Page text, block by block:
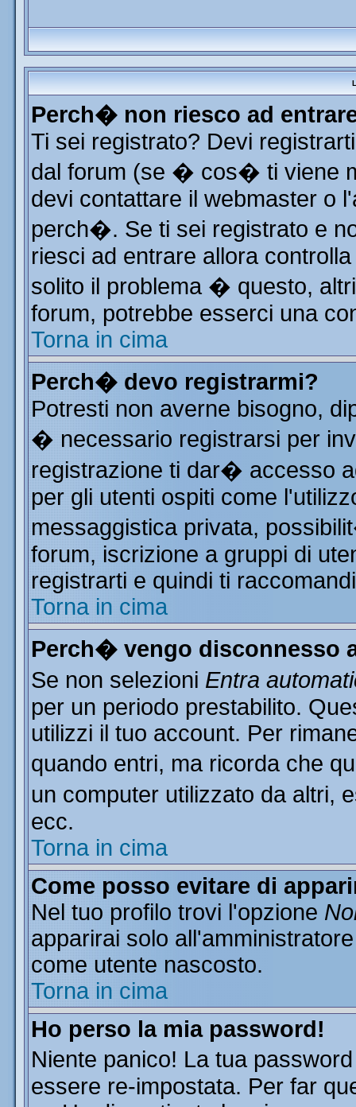
Perch� non riesco ad
Ti sei registrato? Devi
dal forum (se � cos� ti viene
devi contattare il webmaster o
perch�. Se ti sei registrato e
riesci ad entrare allora
solito il problema � questo,
forum, potrebbe esserci una
Torna in cima
Perch� devo registrarmi?
Potresti non averne bisogno,
� necessario registrarsi per
registrazione ti dar� accesso
per gli utenti ospiti come
messaggistica privata,
forum, iscrizione a gruppi di
registrarti e quindi ti
Torna in cima
Perch� vengo disconnesso
Se non selezioni Entra
per un periodo prestabilito.
utilizzi il tuo account. Per
quando entri, ma ricorda che
un computer utilizzato da
ecc.
Torna in cima
Come posso evitare di
Nel tuo profilo trovi l'opzione
apparirai solo
come utente nascosto.
Torna in cima
Ho perso la mia password!
Niente panico! La tua
essere re-impostata. Per far